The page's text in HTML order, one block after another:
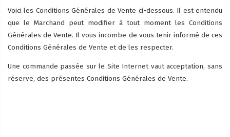
Voici les Conditions Générales de Vente ci-dessous. Il est entendu
que le Marchand peut modifier à tout moment les Conditions
Générales de Vente. Il vous incombe de vous tenir informé de ces
Conditions Générales de Vente et de les respecter.
Une commande passée sur le Site Internet vaut acceptation, sans
réserve, des présentes Conditions Générales de Vente.